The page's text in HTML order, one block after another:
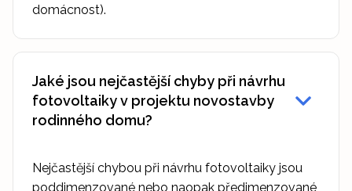
domácnost).
Jaké jsou nejčastější chyby při návrhu
fotovoltaiky v projektu novostavby
rodinného domu?
Nejčastější chybou při návrhu fotovoltaiky jsou
poddimenzované nebo naopak předimenzované